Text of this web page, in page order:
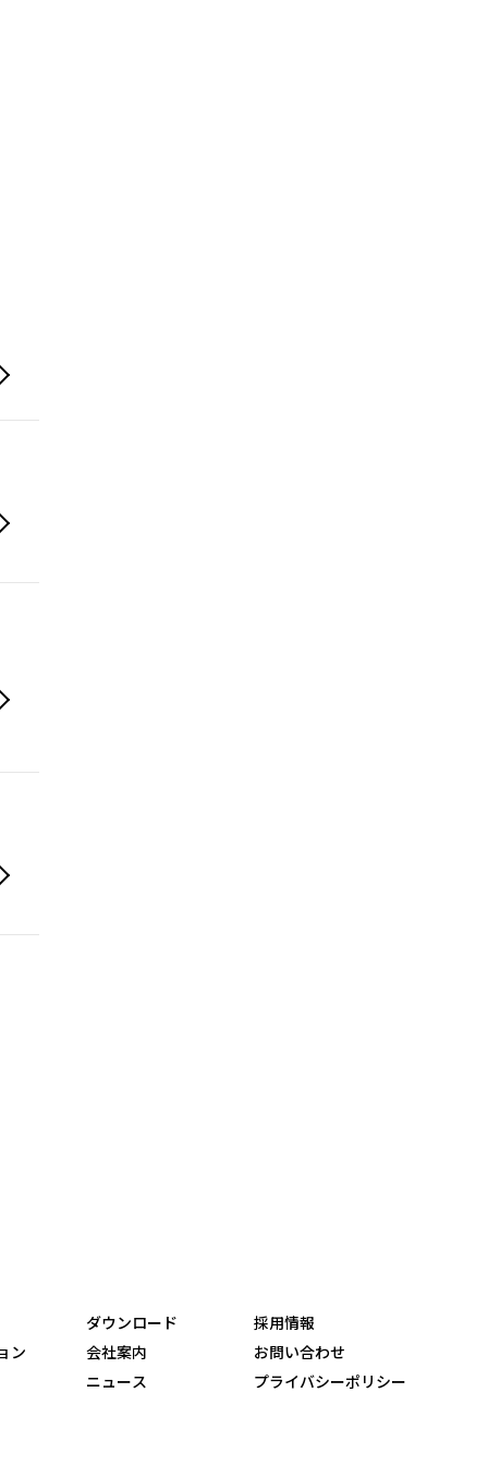
ン
ダウンロード
会社案内
ニュース
採用情報
お問い合わせ
プライバシーポリシー